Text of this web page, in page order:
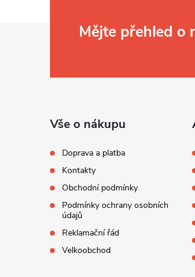
Mějte přehled o
Vše o nákupu
Doprava a platba
Kontakty
Obchodní podmínky
Podmínky ochrany osobních
údajů
Reklamační řád
Velkoobchod